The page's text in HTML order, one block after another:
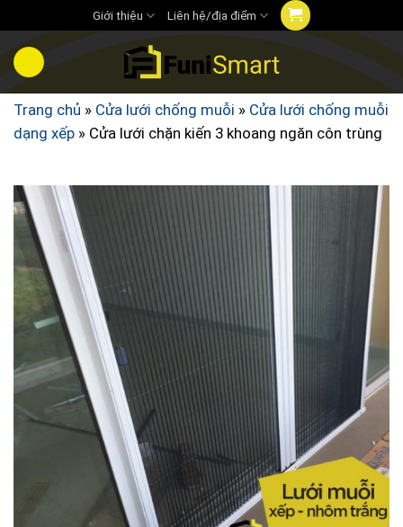
đến
nội
dung
Giới thiệu Liên hệ/địa điểm
Trang chủ » Cửa lưới chống muỗi » Cửa lưới chống muỗi
dạng xếp » Cửa lưới chặn kiến 3 khoang ngăn côn trùng